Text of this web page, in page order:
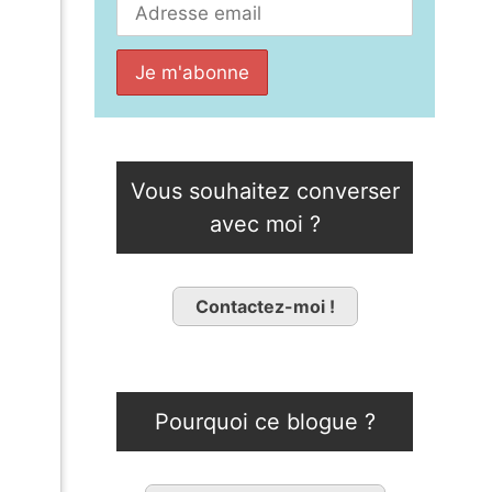
Vous souhaitez converser
avec moi ?
Contactez-moi !
Pourquoi ce blogue ?